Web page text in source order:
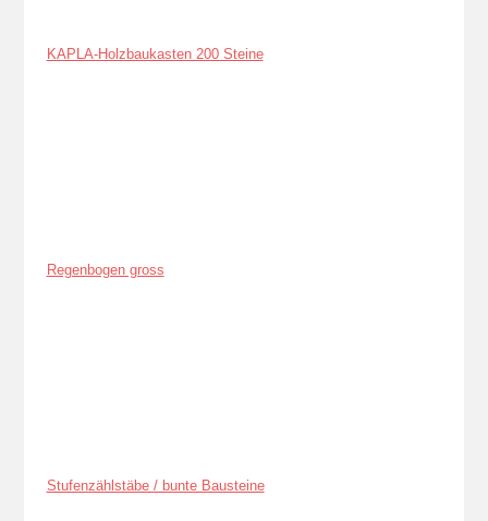
KAPLA-Holzbaukasten 200 Steine
Regenbogen gross
Stufenzählstäbe / bunte Bausteine